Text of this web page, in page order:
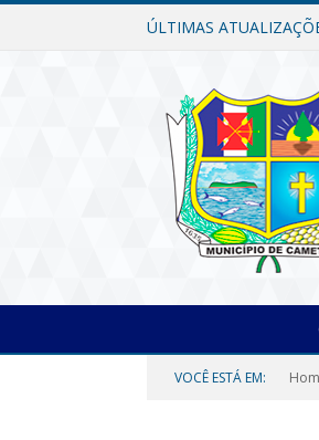
ÚLTIMAS
VOCÊ ESTÁ EM: